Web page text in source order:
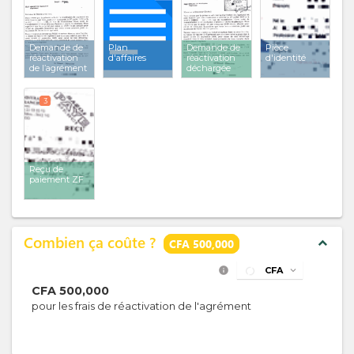
Demande de
réactivation
de l’agrément
Plan
d'affaires
Demande de
réactivation
déchargée
Pièce
d'identité
Reçu de
paiement ZF
3
Combien ça coûte ? CFA 500,000 expand_less
info CFA expand_more
CFA 500,000
pour les frais de réactivation de l'agrément